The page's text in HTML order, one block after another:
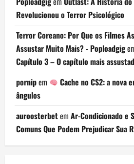
Revolucionou o Terror Psicológico
Terror Coreano: Por Que os Filmes
Assustar Muito Mais? - Poploadgig
Capítulo 3 – O capítulo mais
pornipem
Cache no CS2: a nova
ângulos
auroosterbetem Ar-Condicionado e
Comuns Que Podem Prejudicar Sua